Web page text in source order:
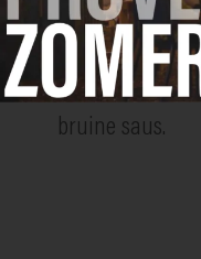
Bak de
bruine saus.